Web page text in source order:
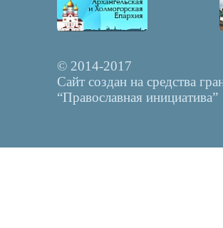
© 2014-2017
Сайт создан на средства
“Православная инициатива”